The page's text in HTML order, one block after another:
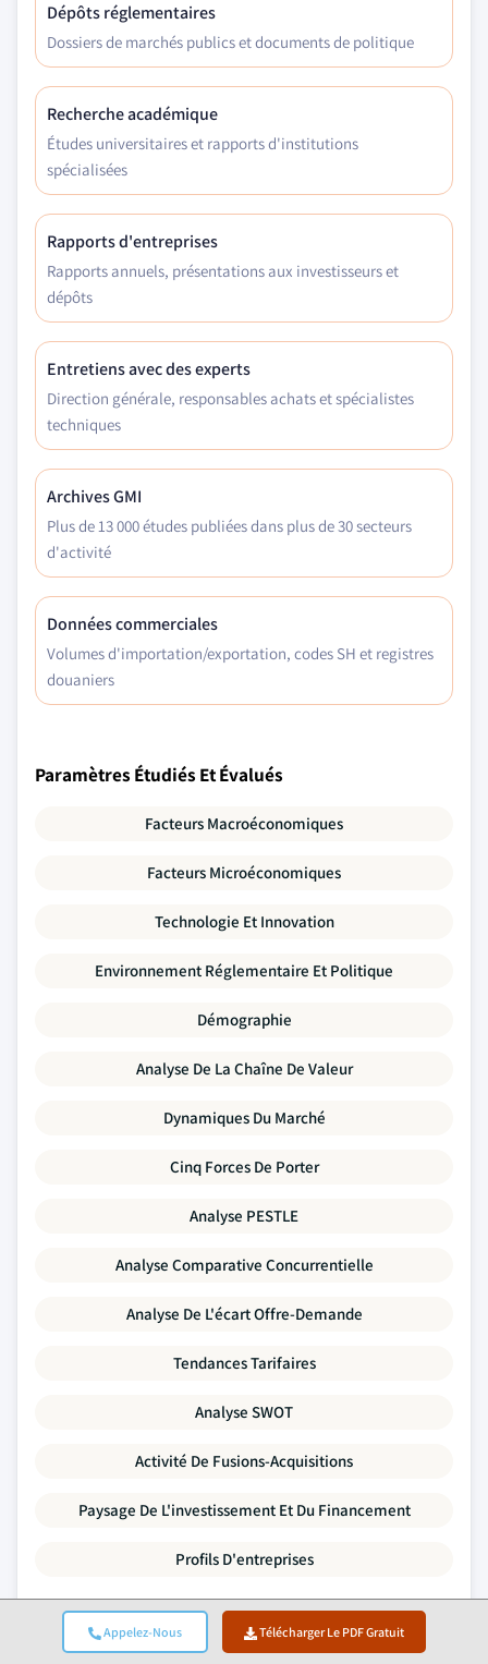
Appelez-Nous Télécharger Le PDF Gratuit
Dépôts réglementaires
Dossiers de marchés publics et documents de politique
Recherche académique
Études universitaires et rapports d'institutions
spécialisées
Rapports d'entreprises
Rapports annuels, présentations aux investisseurs et
dépôts
Entretiens avec des experts
Direction générale, responsables achats et spécialistes
techniques
Archives GMI
Plus de 13 000 études publiées dans plus de 30 secteurs
d'activité
Données commerciales
Volumes d'importation/exportation, codes SH et registres
douaniers
Paramètres Étudiés Et Évalués
Facteurs Macroéconomiques
Facteurs Microéconomiques
Technologie Et Innovation
Environnement Réglementaire Et Politique
Démographie
Analyse De La Chaîne De Valeur
Dynamiques Du Marché
Cinq Forces De Porter
Analyse PESTLE
Analyse Comparative Concurrentielle
Analyse De L'écart Offre-Demande
Tendances Tarifaires
Analyse SWOT
Activité De Fusions-Acquisitions
Paysage De L'investissement Et Du Financement
Profils D'entreprises
Chaque point de donnée de ce rapport est validé par des
entretiens primaires, une modélisation ascendante véritable et